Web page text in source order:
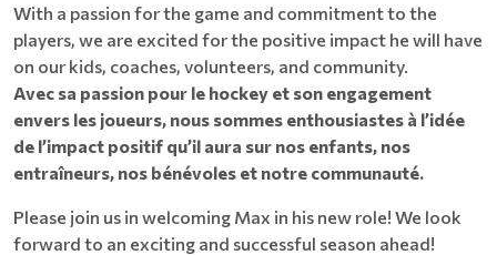
With a passion for the game and commitment to the
players, we are excited for the positive impact he will have
on our kids, coaches, volunteers, and community.
Avec sa passion pour le hockey et son engagement
envers les joueurs, nous sommes enthousiastes à l’idée
de l’impact positif qu’il aura sur nos enfants, nos
entraîneurs, nos bénévoles et notre communauté.
Please join us in welcoming Max in his new role! We look
forward to an exciting and successful season ahead!